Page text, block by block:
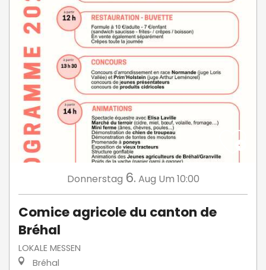
Donnerstag 6. Aug Um 10:00
Comice agricole du canton de
Bréhal
LOKALE MESSEN
Bréhal